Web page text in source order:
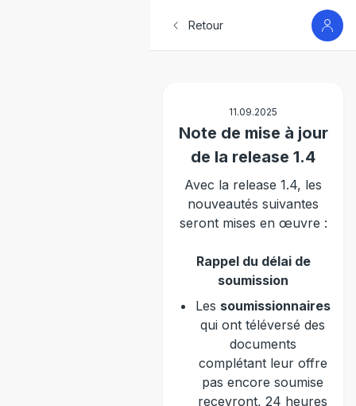
Retour
11.09.2025
Note de mise à jour
de la release 1.4
Avec la release 1.4, les
nouveautés suivantes
seront mises en œuvre :
Rappel du délai de
soumission
Les soumissionnaires
qui ont téléversé des
documents
complétant leur offre
pas encore soumise
recevront, 24 heures